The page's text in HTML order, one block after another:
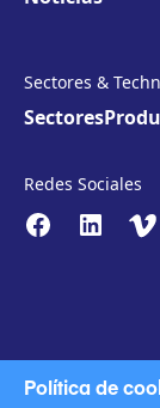
Política de
Sectores &
Sectores
Redes Sociales